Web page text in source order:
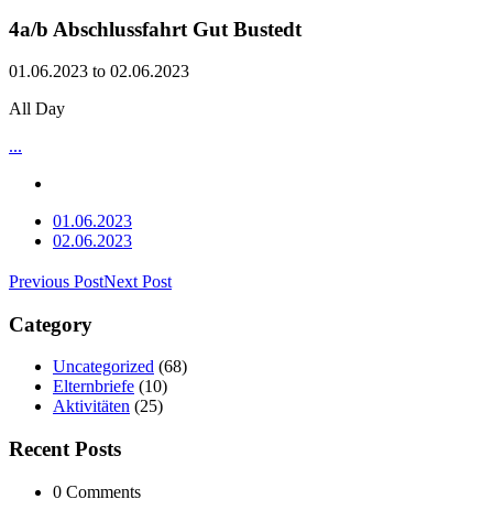
4a/b Abschlussfahrt Gut Bustedt
01.06.2023 to 02.06.2023
All Day
...
01.06.2023
02.06.2023
Previous PostNext Post
Category
Uncategorized (68)
Elternbriefe (10)
Aktivitäten (25)
Recent Posts
0 Comments